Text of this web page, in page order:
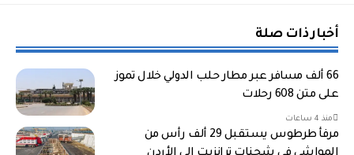
أخبار ذات صلة
66 ألف مسافر عبر مطار حلب الدولي خلال تموز
على متن 608 رحلات
منذ 4 ساعات
مرفأ طرطوس يستقبل 29 ألف رأس من